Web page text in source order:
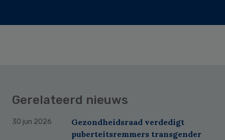
Gerelateerd nieuws
30 jun 2026
Gezondheidsraad verdedigt
puberteitsremmers transgender